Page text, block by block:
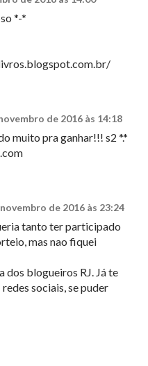
*-*
de 2016 às 14:18
muito pra ganhar!!! s2 *.*
de 2016 às 23:24
tanto ter participado
mas nao fiquei
dos blogueiros RJ. Já te
sociais, se puder